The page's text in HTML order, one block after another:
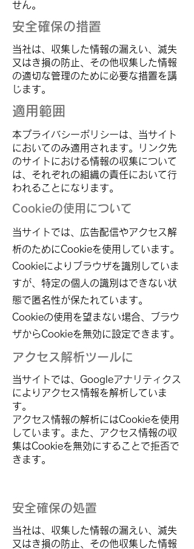
せん。
安全確保の措置
当社は、収集した情報の漏えい、滅失
又はき損の防止、その他収集した情報
の適切な管理のために必要な措置を講
じます。
適用範囲
本プライバシーポリシーは、当サイト
においてのみ適用されます。リンク先
のサイトにおける情報の収集について
は、それぞれの組織の責任において行
われることになります。
Cookieの使用について
当サイトでは、広告配信やアクセス解
析のためにCookieを使用しています。
Cookieによりブラウザを識別していま
すが、特定の個人の識別はできない状
態で匿名性が保たれています。
Cookieの使用を望まない場合、ブラウ
ザからCookieを無効に設定できます。
​アクセス解析ツールに
当サイトでは、Googleアナリティクス
によりアクセス情報を解析していま
す。
アクセス情報の解析にはCookieを使用
しています。また、アクセス情報の収
集はCookieを無効にすることで拒否で
きます。
​安全確保の処置
当社は、収集した情報の漏えい、滅失
又はき損の防止、その他収集した情報